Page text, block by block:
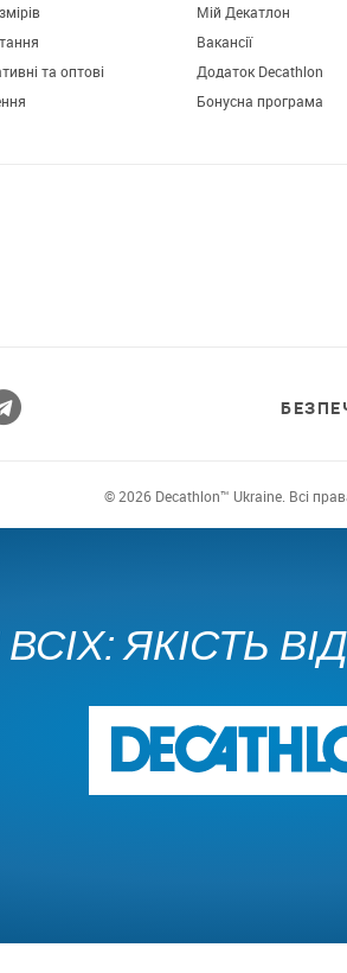
та оптові
Мій Декатлон
Вакансії
Додаток Decathlon
Бонусна програма
© 2026 Decathlon™ Ukraine. Всі
ЯКІСТЬ